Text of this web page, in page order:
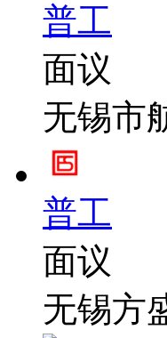
普工
面议
无锡市
普工
面议
无锡方